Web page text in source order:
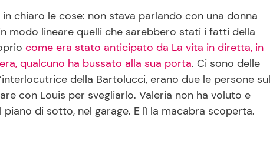
chiaro le cose: non stava parlando con una donna
modo lineare quelli che sarebbero stati i fatti della
come era stato anticipato da La vita in diretta, in
qualcuno ha bussato alla sua porta. Ci sono delle
della Bartolucci, erano due le persone sul
con Louis per svegliarlo. Valeria non ha voluto e
di sotto, nel garage. E lì la macabra scoperta.